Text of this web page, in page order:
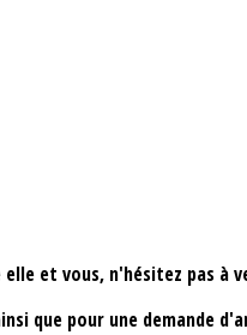
et vous, n'hésitez pas à
que pour une demande